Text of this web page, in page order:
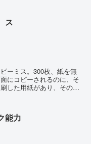
ス
ーミス。300枚、紙を無
にコピーされるのに、そ
した用紙があり、その上
能力